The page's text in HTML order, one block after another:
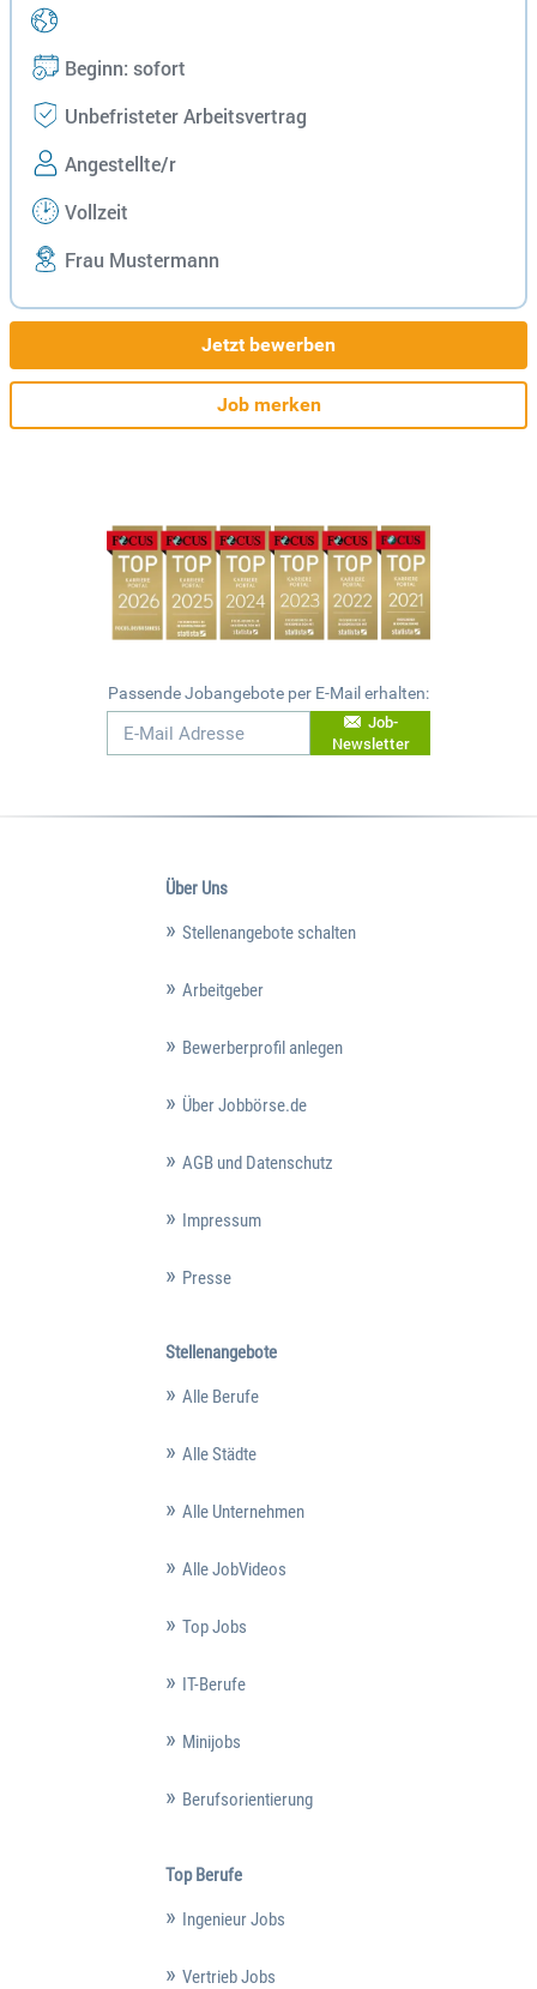
Beginn: sofort
Unbefristeter Arbeitsvertrag
Angestellte/r
Vollzeit
Frau Mustermann
Jetzt bewerben
Job merken
Passende Jobangebote per E-Mail erhalten:
Job-
Newsletter
Über Uns
Stellenangebote schalten
Arbeitgeber
Bewerberprofil anlegen
Über Jobbörse.de
AGB und Datenschutz
Impressum
Presse
Stellenangebote
Alle Berufe
Alle Städte
Alle Unternehmen
Alle JobVideos
Top Jobs
IT-Berufe
Minijobs
Berufsorientierung
Top Berufe
Ingenieur Jobs
Vertrieb Jobs